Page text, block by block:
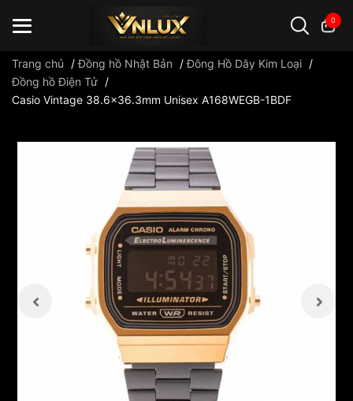
0
Đồng hồ casio đồng hồ G-Shock đồng hồ Orient ...
Trang chủ /Đồng hồ Nhật Bản /Đông Hồ Dây Kim Loại /
Đồng hồ Điện Tử /
Casio Vintage 38.6x36.3mm Unisex A168WEGB-1BDF